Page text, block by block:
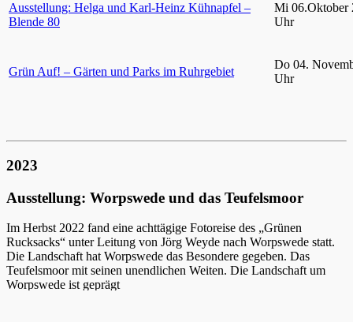
Ausstellung: Helga und Karl-Heinz Kühnapfel –
Blende 80
Mi 06.Oktober
Uhr
Grün Auf! – Gärten und Parks im Ruhrgebiet
Do 04.
Uhr
2023
Ausstellung: Worpswede und das Teufelsmoor
Im Herbst 2022 fand eine achttägige Fotoreise des „Grünen
Rucksacks“ unter Leitung von Jörg Weyde nach Worpswede statt.
Die Landschaft hat Worpswede das Besondere gegeben. Das
Teufelsmoor mit seinen unendlichen Weiten. Die Landschaft um
Worpswede ist geprägt